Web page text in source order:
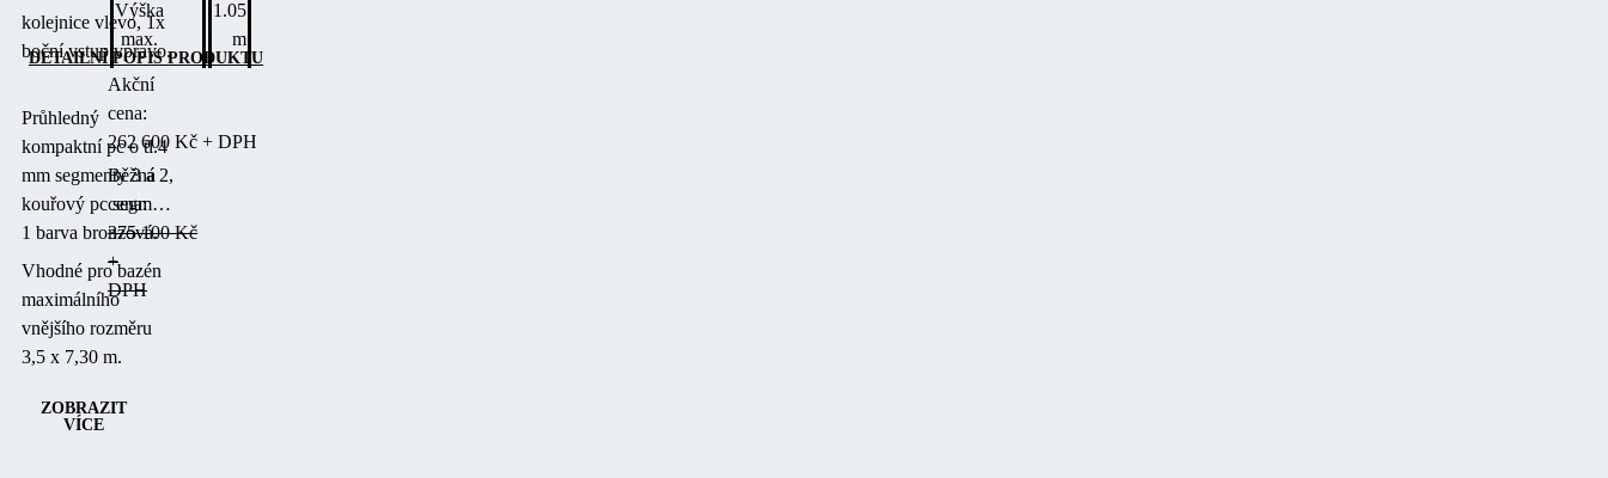
DETAILNÍ POPIS PRODUKTU
kolejnice vlevo, 1x
boční vstup vpravo.
Průhledný
kompaktní pc o tl.4
mm segmenty 3 a 2,
kouřový pc segment
1 barva bronzová.
Vhodné pro bazén
maximálního
vnějšího rozměru
3,5 x 7,30 m.
ZOBRAZIT
VÍCE
Výška
max.
1.05
m
Akční
cena:
262 600 Kč + DPH
Běžná
cena:
375 100 Kč
+
DPH